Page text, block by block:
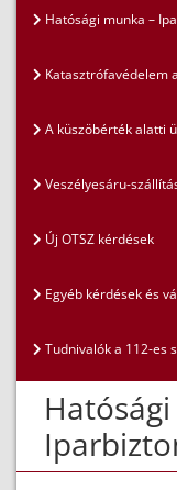
Hatósági munka –
Katasztrófavédelem
A küszöbérték alatti
Veszélyesáru-
Új OTSZ kérdések
Egyéb kérdések és
Tudnivalók a 112-es